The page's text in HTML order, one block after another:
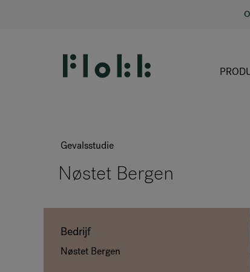
Gevalsstudie
Nøstet Bergen
Bedrijf
Nøstet Bergen